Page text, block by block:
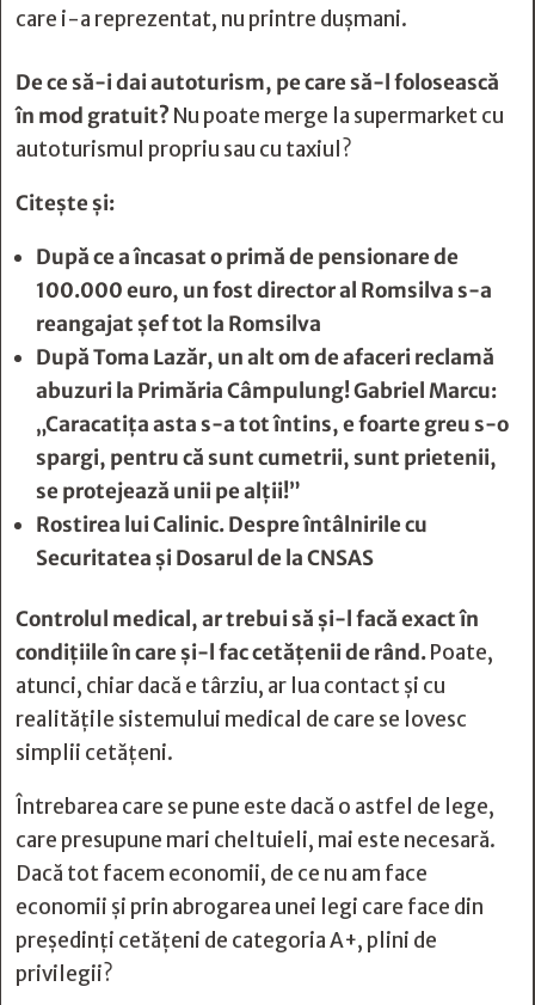
care i-a reprezentat, nu printre dușmani.
De ce să-i dai autoturism, pe care să-l folosească
în mod gratuit? Nu poate merge la supermarket cu
autoturismul propriu sau cu taxiul?
Citește și:
După ce a încasat o primă de pensionare de
100.000 euro, un fost director al Romsilva s-a
reangajat șef tot la Romsilva
După Toma Lazăr, un alt om de afaceri reclamă
abuzuri la Primăria Câmpulung! Gabriel Marcu:
„Caracatiţa asta s-a tot întins, e foarte greu s-o
spargi, pentru că sunt cumetrii, sunt prietenii,
se protejează unii pe alţii!”
Rostirea lui Calinic. Despre întâlnirile cu
Securitatea şi Dosarul de la CNSAS
Controlul medical, ar trebui să și-l facă exact în
condițiile în care și-l fac cetățenii de rând.Poate,
atunci, chiar dacă e târziu, ar lua contact și cu
realitățile sistemului medical de care se lovesc
simplii cetățeni.
Întrebarea care se pune este dacă o astfel de lege,
care presupune mari cheltuieli, mai este necesară.
Dacă tot facem economii, de ce nu am face
economii și prin abrogarea unei legi care face din
președinți cetățeni de categoria A+, plini de
privilegii?